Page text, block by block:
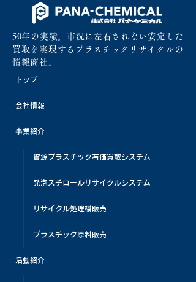
50年の実績。市況に左右されない安定した
買取を実現するプラスチックリサイクルの
情報商社。
トップ
会社情報
事業紹介
資源プラスチック有価買取システム
発泡スチロールリサイクルシステム
リサイクル処理機販売
プラスチック原料販売
活動紹介